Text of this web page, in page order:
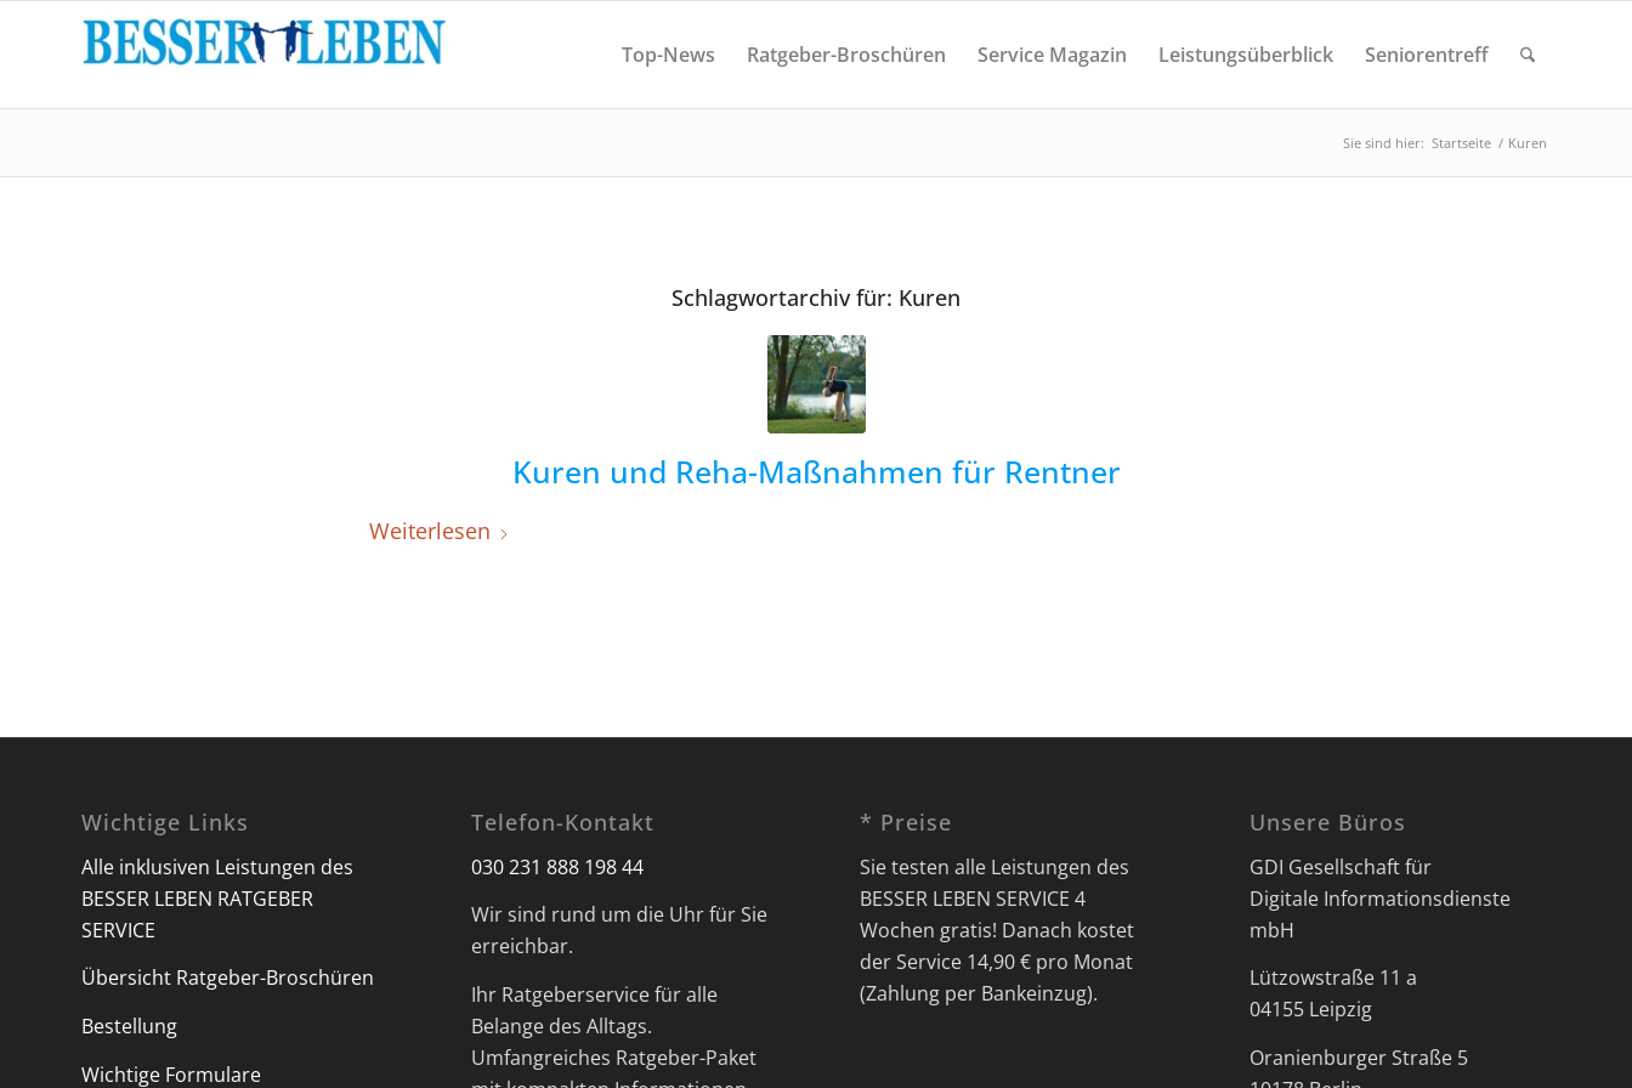
Top-News Ratgeber-Broschüren Service Magazin Leistungsüberblick Seniorentreff
Sie sind hier: Startseite / Kuren
Schlagwortarchiv für: Kuren
Kuren und Reha-Maßnahmen für Rentner
Weiterlesen
Wichtige Links
Alle inklusiven Leistungen des
BESSER LEBEN RATGEBER
SERVICE
Übersicht Ratgeber-Broschüren
Bestellung
Wichtige Formulare
Telefon-Kontakt
030 231 888 198 44
Wir sind rund um die Uhr für Sie
erreichbar.
Ihr Ratgeberservice für alle
Belange des Alltags.
Umfangreiches Ratgeber-Paket
* Preise
Sie testen alle Leistungen des
BESSER LEBEN SERVICE 4
Wochen gratis! Danach kostet
der Service 14,90 € pro Monat
(Zahlung per Bankeinzug).
Unsere Büros
GDI Gesellschaft für
Digitale Informationsdienste
mbH
Lützowstraße 11 a
04155 Leipzig
Oranienburger Straße 5